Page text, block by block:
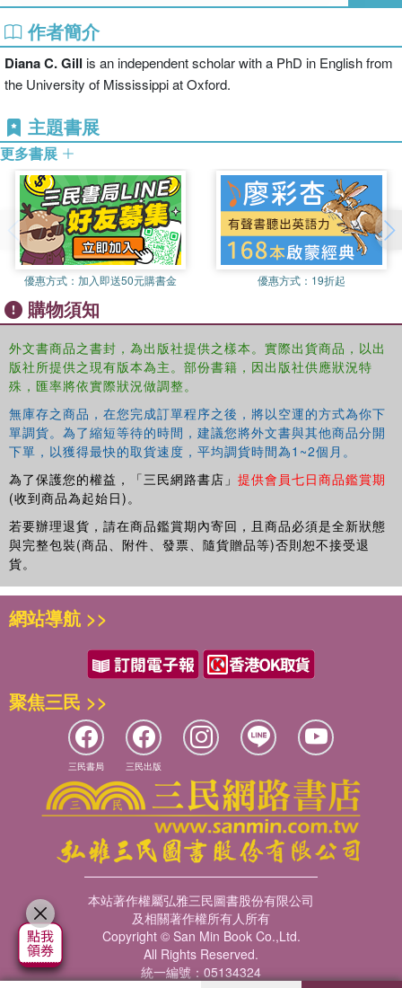
correspondence, beginning with the colonists of the early
seventeenth century, and ending with the diaries and
letters from Iraqi war vets. The book tracks the effects of
war in private writings regardless of the narrator's
historical era allowing the writers to ‘speak' to each other
across time to reveal a profound commonality of cultural
experience. Finally, interpreting the narratives by how the
writers conveyed the content adds a richer layer of
meaning through the lenses of psychology and literary
criticism, providing a model for any society to examine
itself through the medium of its members' informal
writings.
作者簡介
Diana C. Gill is an independent scholar with a PhD in English from
the University of Mississippi at Oxford.
主題書展
更多書展
優惠方式： 加入即送50元購書金 優惠方式： 19折起
購物須知
外文書商品之書封，為出版社提供之樣本。實際出貨商品，以出
版社所提供之現有版本為主。部份書籍，因出版社供應狀況特
殊，匯率將依實際狀況做調整。
無庫存之商品，在您完成訂單程序之後，將以空運的方式為你下
單調貨。為了縮短等待的時間，建議您將外文書與其他商品分開
下單，以獲得最快的取貨速度，平均調貨時間為1~2個月。
為了保護您的權益，「三民網路書店」 提供會員七日商品鑑賞期
(收到商品為起始日)。
若要辦理退貨，請在商品鑑賞期內寄回，且商品必須是全新狀態
與完整包裝(商品、附件、發票、隨貨贈品等)否則恕不接受退
貨。
網站導航 >>
聚焦三民 >>
三民書局 三民出版
本站著作權屬弘雅三民圖書股份有限公司
及相關著作權所有人所有
Copyright © San Min Book Co.,Ltd.
All Rights Reserved.
統一編號：05134324